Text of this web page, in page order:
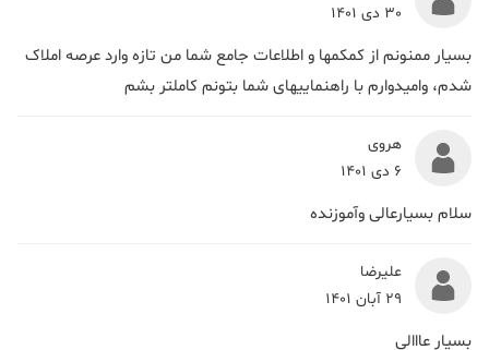
30 دی 1401
بسیار ممنونم از کمکمها و اطلاعات جامع شما من تازه وارد عرصه املاک
شدم، وامیدوارم با راهنماییهای شما بتونم کاملتر بشم
هروی
6 دی 1401
سلام بسیارعالی وآموزنده
علیرضا
29 آبان 1401
بسیار عااالی